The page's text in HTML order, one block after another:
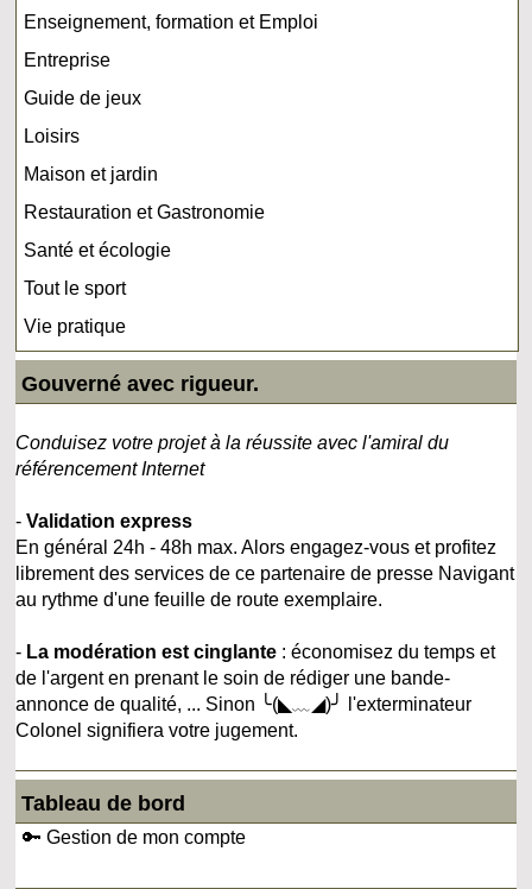
Enseignement, formation et Emploi
Entreprise
Guide de jeux
Loisirs
Maison et jardin
Restauration et Gastronomie
Santé et écologie
Tout le sport
Vie pratique
Gouverné avec rigueur.
Conduisez votre projet à la réussite avec l'amiral du
référencement Internet
-Validation express
En général 24h - 48h max. Alors engagez-vous et profitez
librement des services de ce partenaire de presse Navigant
au rythme d'une feuille de route exemplaire.
- La modération est cinglante : économisez du temps et
de l'argent en prenant le soin de rédiger une bande-
annonce de qualité, ... Sinon ╰(◣﹏◢)╯ l'exterminateur
Colonel signifiera votre jugement.
Tableau de bord
🔑 Gestion de mon compte